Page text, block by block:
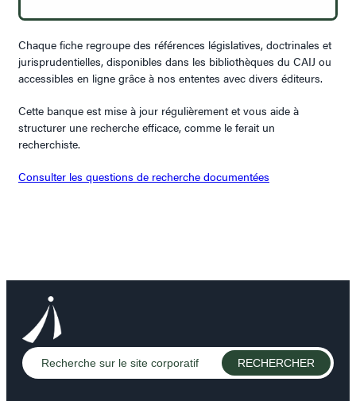
Chaque fiche regroupe des références législatives, doctrinales et
jurisprudentielles, disponibles dans les bibliothèques du CAIJ ou
accessibles en ligne grâce à nos ententes avec divers éditeurs.
Cette banque est mise à jour régulièrement et vous aide à
structurer une recherche efficace, comme le ferait un
recherchiste.
Consulter les questions de recherche documentées